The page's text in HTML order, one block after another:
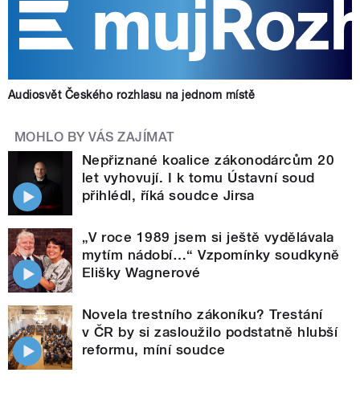
Audiosvět Českého rozhlasu na jednom místě
MOHLO BY VÁS ZAJÍMAT
Nepřiznané koalice zákonodárcům 20
let vyhovují. I k tomu Ústavní soud
přihlédl, říká soudce Jirsa
„V roce 1989 jsem si ještě vydělávala
mytím nádobí…“ Vzpomínky soudkyně
Elišky Wagnerové
Novela trestního zákoníku? Trestání
v ČR by si zasloužilo podstatně hlubší
reformu, míní soudce